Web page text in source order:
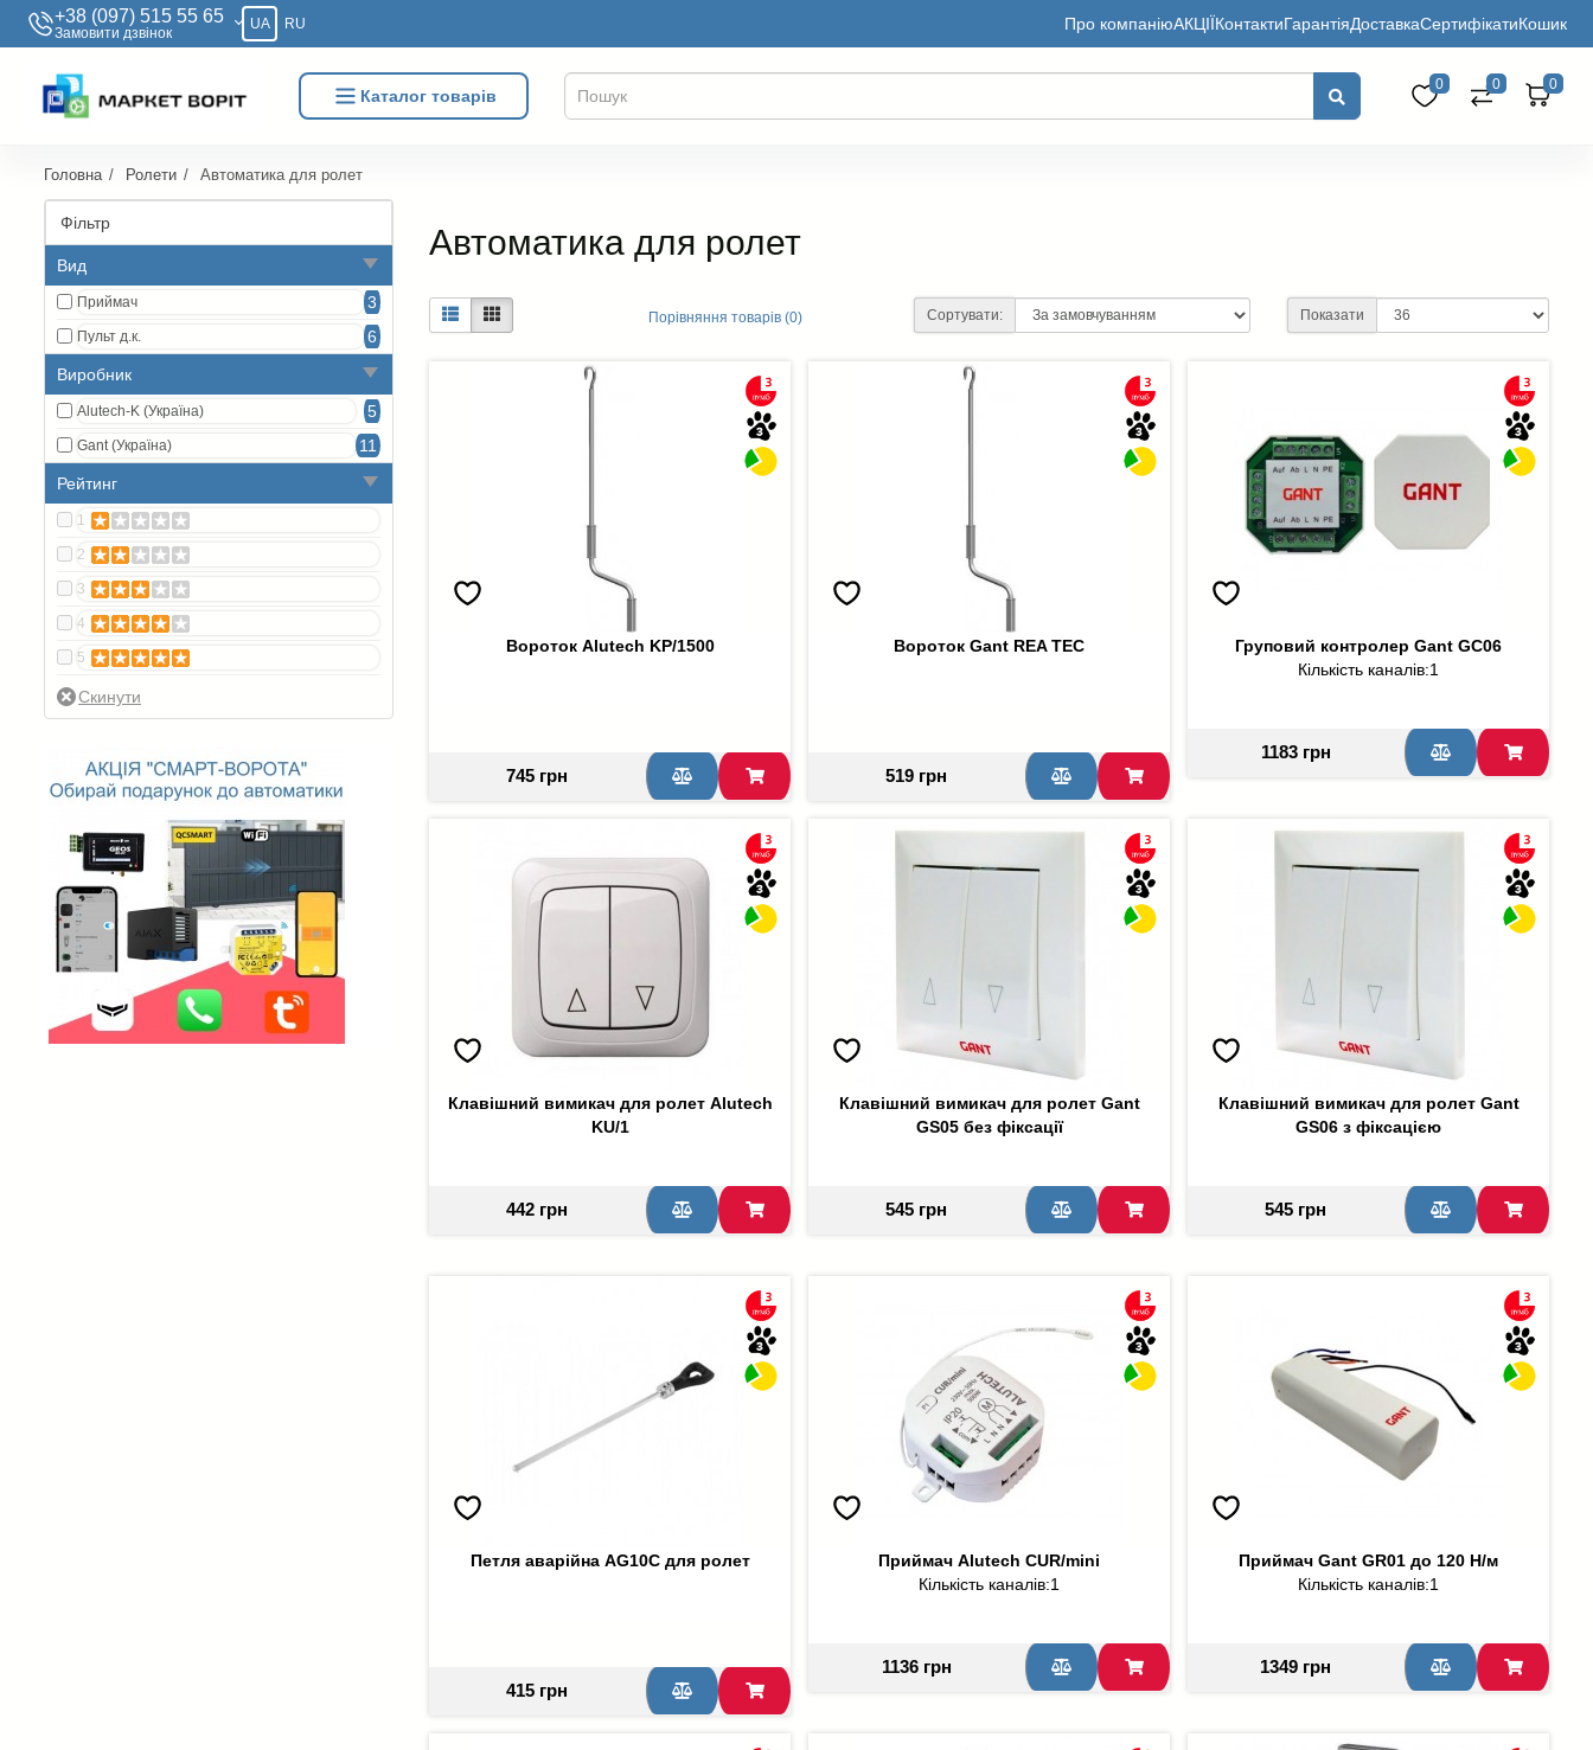
+38 (097) 515 55 65
Замовити дзвiнок
UA RU Про компаніюАКЦІЇКонтактиГарантіяДоставкаСертифікатиКошик
Каталог товарів
0 0 0
Головна Ролети Автоматика для ролет
Фільтр
Вид
Приймач 3
Пульт д.к.
6
Виробник
Alutech-K (Україна) 5
Gant (Україна)
11
Рейтинг
1
2
3
4
5
Автоматика для ролет
Порівняння товарів (0) Сортувати: Показати
Вороток Alutech KP/1500
745 грн
Вороток Gant REA TEC
519 грн
Груповий контролер Gant GC06
Кількість каналів:1
1183 грн
Клавішний вимикач для ролет Alutech
KU/1
442 грн
Клавішний вимикач для ролет Gant
GS05 без фіксації
545 грн
Клавішний вимикач для ролет Gant
GS06 з фіксацією
545 грн
Петля аварійна AG10C для ролет
415 грн
Приймач Alutech CUR/mini
Кількість каналів:1
1136 грн
Приймач Gant GR01 до 120 Н/м
Кількість каналів:1
1349 грн